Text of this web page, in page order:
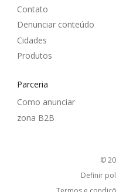
Contato
Denunciar conteúdo
Cidades
Produtos
Parceria
Como anunciar
zona B2B
©
Definir